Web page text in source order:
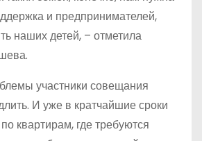
и предпринимателей,
наших детей, – отметила
участники совещания
И уже в кратчайшие сроки
квартирам, где требуются